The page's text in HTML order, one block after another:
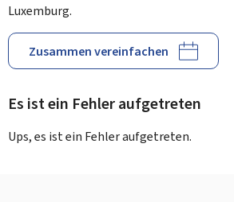
Luxemburg.
Zusammen vereinfachen
Es ist ein Fehler aufgetreten
Ups, es ist ein Fehler aufgetreten.